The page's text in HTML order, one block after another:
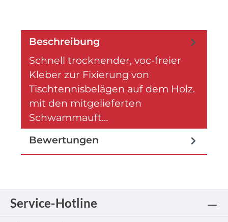
Beschreibung
Schnell trocknender, voc-freier
Kleber zur Fixierung von
Tischtennisbelägen auf dem Holz.
mit den mitgelieferten
Schwammauft…
Bewertungen
Service-Hotline